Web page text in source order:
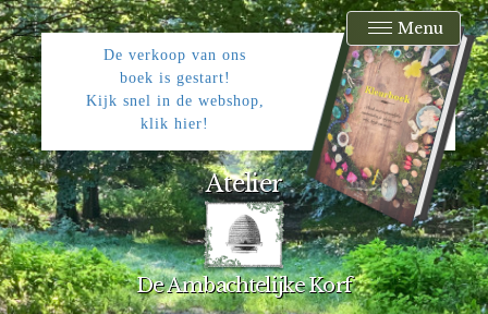
De verkoop van ons
boek is gestart!
Kijk snel in de webshop,
klik hier!
Atelier
De Ambachtelijke Korf
Menu